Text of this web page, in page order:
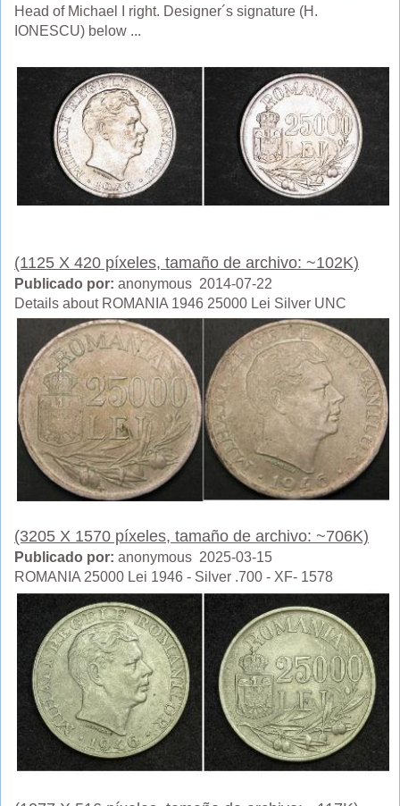
Head of Michael I right. Designer´s signature (H.
IONESCU) below ...
(1125 X 420 píxeles, tamaño de archivo: ~102K)
Publicado por: anonymous 2014-07-22
Details about ROMANIA 1946 25000 Lei Silver UNC
(3205 X 1570 píxeles, tamaño de archivo: ~706K)
Publicado por: anonymous 2025-03-15
ROMANIA 25000 Lei 1946 - Silver .700 - XF- 1578